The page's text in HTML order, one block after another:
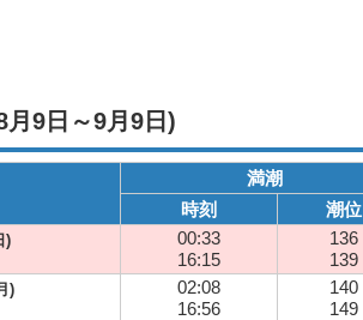
月9日～9月9日)
満潮
時刻 潮位
)
00:33
16:15
136
139
)
02:08
16:56
140
149